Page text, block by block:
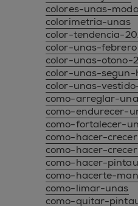
colores-unas-moda
colorimetria-unas
color-tendencia-
color-unas-febrero
color-unas-otono-
color-unas-segun-
color-unas-
como-arreglar-
como-endurecer-
como-fortalecer-
como-hacer-
como-hacer-
como-hacer-
como-hacerte-
como-limar-unas
como-quitar-